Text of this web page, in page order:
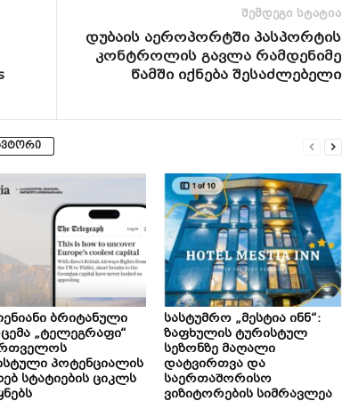
შემდეგი სტატია
დუბაის აეროპორტში პასპორტის
კონტროლის გავლა რამდენიმე
წამში იქნება შესაძლებელი
ბრიტანული
„ტელეგრაფი“
პოტენციალის
სტატიების ციკლს
სასტუმრო „მესტია ინნ“:
ზაფხულის ტურისტულ
სეზონზე მაღალი
დატვირთვა და
საერთაშორისო
ვიზიტორების სიმრავლეა